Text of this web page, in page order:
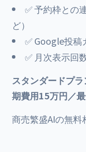
✅ 予約枠との
ど）
✅ Google投稿
✅ 月次表示回
スタンダードプ
期費用15万円／
商売繁盛AIの無料